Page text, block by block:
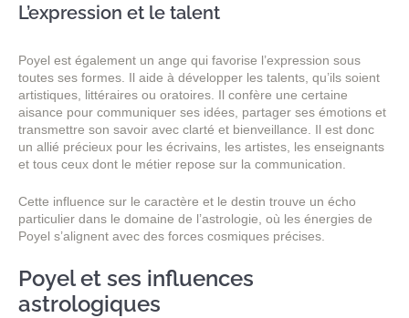
L’expression et le talent
Poyel est également un ange qui favorise l’expression sous
toutes ses formes. Il aide à développer les talents, qu’ils soient
artistiques, littéraires ou oratoires. Il confère une certaine
aisance pour communiquer ses idées, partager ses émotions et
transmettre son savoir avec clarté et bienveillance. Il est donc
un allié précieux pour les écrivains, les artistes, les enseignants
et tous ceux dont le métier repose sur la communication.
Cette influence sur le caractère et le destin trouve un écho
particulier dans le domaine de l’astrologie, où les énergies de
Poyel s’alignent avec des forces cosmiques précises.
Poyel et ses influences
astrologiques